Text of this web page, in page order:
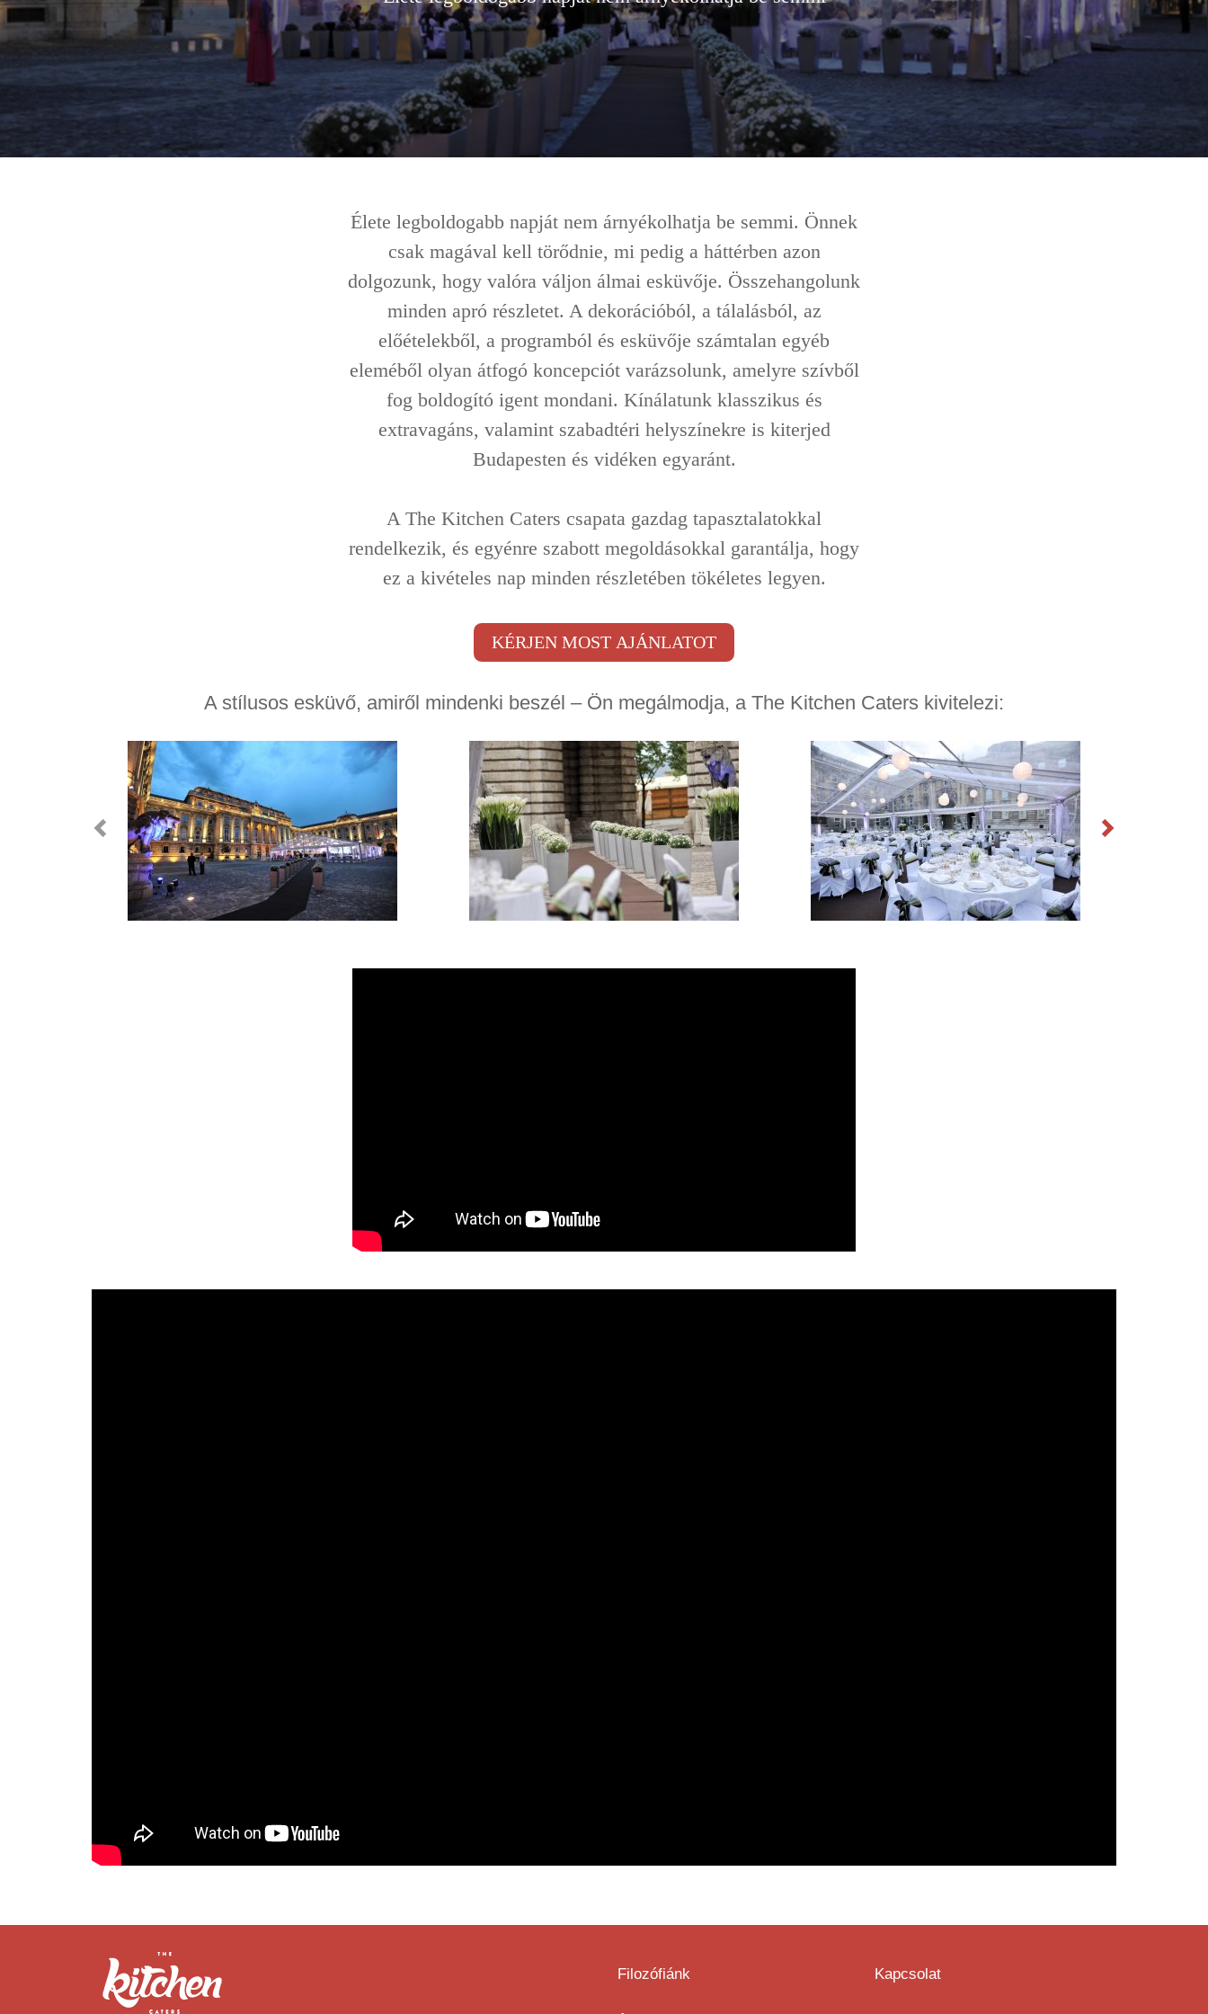
Élete legboldogabb napját nem árnyékolhatja be semmi. Önnek
csak magával kell törődnie, mi pedig a háttérben azon
dolgozunk, hogy valóra váljon álmai esküvője. Összehangolunk
minden apró részletet. A dekorációból, a tálalásból, az
előételekből, a programból és esküvője számtalan egyéb
eleméből olyan átfogó koncepciót varázsolunk, amelyre szívből
fog boldogító igent mondani. Kínálatunk klasszikus és
extravagáns, valamint szabadtéri helyszínekre is kiterjed
Budapesten és vidéken egyaránt.
A The Kitchen Caters csapata gazdag tapasztalatokkal
rendelkezik, és egyénre szabott megoldásokkal garantálja, hogy
ez a kivételes nap minden részletében tökéletes legyen.
A stílusos esküvő, amiről mindenki beszél – Ön megálmodja, a The Kitchen Caters kivitelezi:
Filozófiánk Kapcsolat